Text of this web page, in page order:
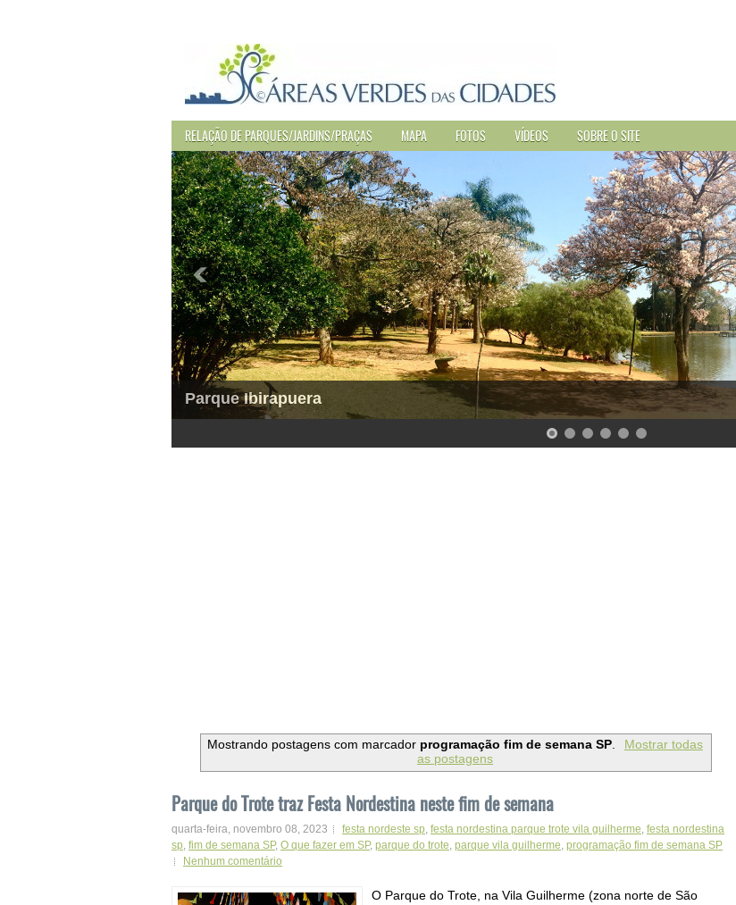
RELAÇÃO DE PARQUES/JARDINS/PRAÇAS MAPA FOTOS VÍDEOS SOBRE O SITE
Parque Ibirapuera
Mostrando postagens com marcador programação fim de semana SP.
Mostrar todas
as postagens
Parque do Trote traz Festa Nordestina neste fim de semana
quarta-feira, novembro 08, 2023 festa nordeste sp festa nordestina parque trote vila guilherme festa nordestina
sp fim de semana SP, O que fazer em SP, parque do trote parque vila guilherme programação fim de semana SP
Nenhum comentário
O Parque do Trote, na Vila Guilherme (zona norte de São